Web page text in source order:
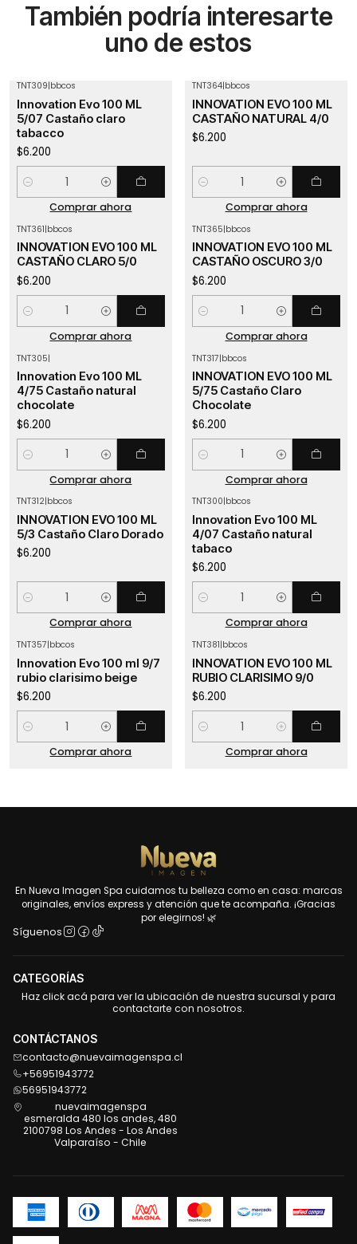
También podría interesarte
uno de estos
TNT309|bbcos
Innovation Evo 100 ML
5/07 Castaño claro
tabacco
$6.200
Cantidad
Comprar ahora
TNT364|bbcos
INNOVATION EVO 100 ML
CASTAÑO NATURAL 4/0
$6.200
Cantidad
Comprar ahora
TNT361|bbcos
INNOVATION EVO 100 ML
CASTAÑO CLARO 5/0
$6.200
Cantidad
Comprar ahora
TNT365|bbcos
INNOVATION EVO 100 ML
CASTAÑO OSCURO 3/0
$6.200
Cantidad
Comprar ahora
TNT305|
Innovation Evo 100 ML
4/75 Castaño natural
chocolate
$6.200
Cantidad
Comprar ahora
TNT317|bbcos
INNOVATION EVO 100 ML
5/75 Castaño Claro
Chocolate
$6.200
Cantidad
Comprar ahora
TNT312|bbcos
INNOVATION EVO 100 ML
5/3 Castaño Claro Dorado
$6.200
Cantidad
Comprar ahora
TNT300|bbcos
Innovation Evo 100 ML
4/07 Castaño natural
tabaco
$6.200
Cantidad
Comprar ahora
TNT357|bbcos
Innovation Evo 100 ml 9/7
rubio clarisimo beige
$6.200
Cantidad
Comprar ahora
TNT381|bbcos
INNOVATION EVO 100 ML
RUBIO CLARISIMO 9/0
$6.200
Cantidad
Comprar ahora
En Nueva Imagen Spa cuidamos tu belleza como en casa: marcas
originales, envíos express y atención que te acompaña. ¡Gracias
por elegirnos! 🌿
Síguenos
CATEGORÍAS
Haz click acá para ver la ubicación de nuestra sucursal y para
contactarte con nosotros.
CONTÁCTANOS
contacto@nuevaimagenspa.cl
+56951943772
56951943772
nuevaimagenspa
esmeralda 480 los andes, 480
2100798 Los Andes - Los Andes
Valparaíso - Chile